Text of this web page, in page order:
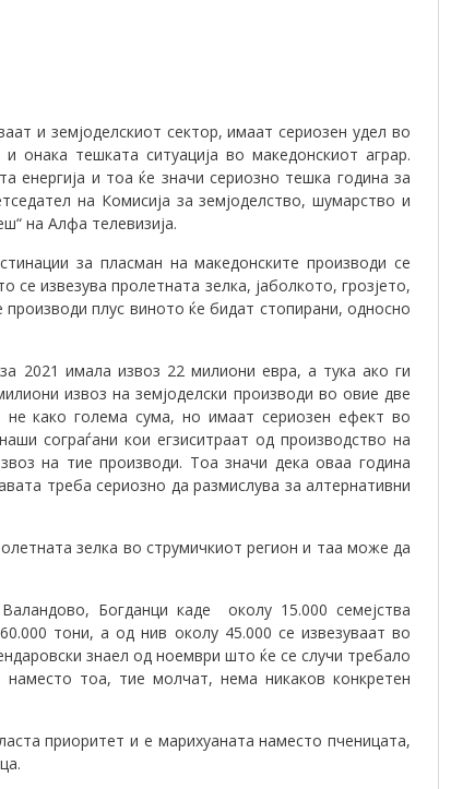
и земјоделскиот сектор, имаат сериозен удел во
онака тешката ситуација во македонскиот аграр.
енергија и тоа ќе значи сериозно тешка година за
на Комисија за земјоделство, шумарство и
на Алфа телевизија.
за пласман на македонските производи се
извезува пролетната зелка, јаболкото, грозјето,
производи плус виното ќе бидат стопирани, односно
2021 имала извоз 22 милиони евра, а тука ако ги
извоз на земјоделски производи во овие две
како голема сума, но имаат сериозен ефект во
сограѓани кои егзиситраат од производство на
на тие производи. Тоа значи дека оваа година
треба сериозно да размислува за алтернативни
зелка во струмичкиот регион и таа може да
Богданци каде околу 15.000 семејства
тони, а од нив околу 45.000 се извезуваат во
знаел од ноември што ќе се случи требало
наместо тоа, тие молчат, нема никаков конкретен
приоритет и е марихуаната наместо пченицата,